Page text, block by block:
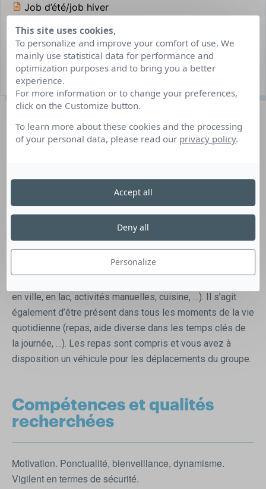
Job d’été/job hiver
Chambaron-sur-Morge
Août 2023
1 poste(s) à pourvoir
intellectuels plus ou moins autonomes. Nous recherchons
pour cet été un animateur (H/F) (21 h/semaine) pour
leurs trois semaines de vacances du 01/08/2023 au
20/08/2023. La mission proposée consiste à
accompagner un petit groupe d’adultes handicapés en
en ville, en lac, activités manuelles, cuisine, …). Il s’agit
également d’être présent dans tous les moments de la vie
quotidienne (repas, aide diverse dans les temps clés de
la journée, …). Les repas sont compris et vous avez à
disposition un véhicule pour les déplacements du groupe.
Compétences et qualités
recherchées
Motivation. Ponctualité, bienveillance, dynamisme.
Vigilent en termes de sécurité.
This site uses cookies,
To personalize and improve your comfort of use. We
mainly use statistical data for performance and
optimization purposes and to bring you a better
experience.
For more information or to change your preferences,
click on the Customize button.
To learn more about these cookies and the processing
of your personal data, please read our privacy policy.
Personalize
Deny all
Accept all